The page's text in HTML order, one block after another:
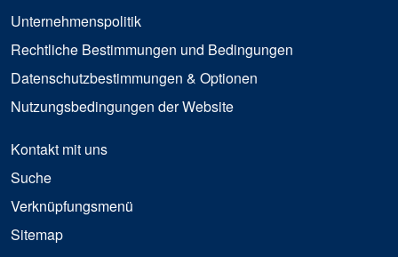
Unternehmenspolitik
Rechtliche Bestimmungen und Bedingungen
Datenschutzbestimmungen & Optionen
Nutzungsbedingungen der Website
Kontakt mit uns
Suche
Verknüpfungsmenü
Sitemap